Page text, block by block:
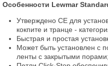
Особенности Lewmar
Утверждено CE для
кокпите и транце -
Быстрая и простая
Может быть установлен с
ленты с закрытыми порами;